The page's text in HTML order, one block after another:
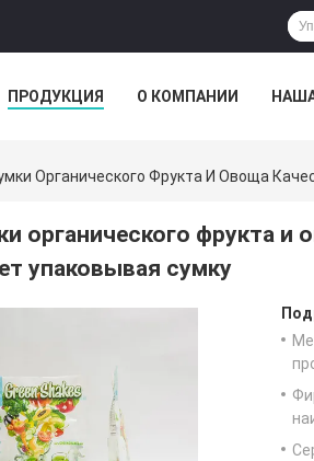
ПРОДУКЦИЯ О КОМПАНИИ
Органического Фрукта И Овоща
органического фрукта
упаковывая сумку